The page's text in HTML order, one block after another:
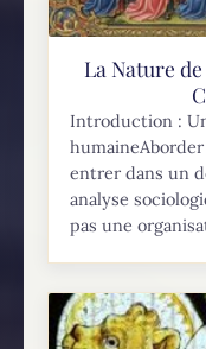
La Nature
Introduction :
entrer dans un
analyse
pas une